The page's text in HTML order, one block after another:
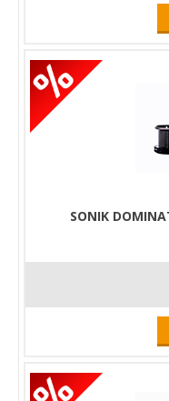
SONIK